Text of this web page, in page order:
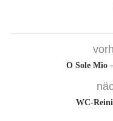
O Sole Mio
WC-